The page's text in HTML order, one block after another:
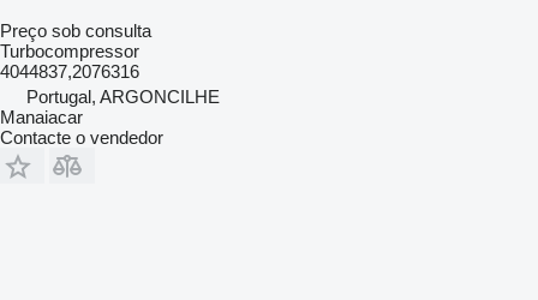
Preço sob consulta
Turbocompressor
4044837,2076316
Portugal, ARGONCILHE
Manaiacar
Contacte o vendedor